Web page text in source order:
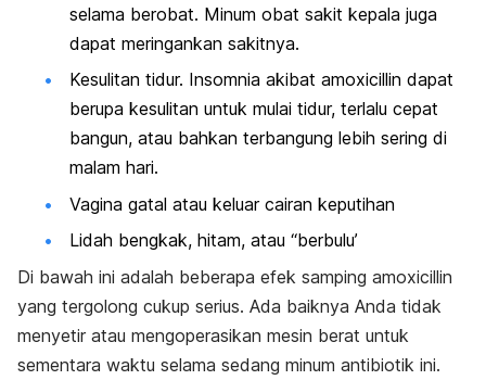
selama berobat. Minum obat sakit kepala juga
dapat meringankan sakitnya.
Kesulitan tidur. Insomnia akibat amoxicillin dapat
berupa kesulitan untuk mulai tidur, terlalu cepat
bangun, atau bahkan terbangung lebih sering di
malam hari.
Vagina gatal atau keluar cairan keputihan
Lidah bengkak, hitam, atau “berbulu’
Di bawah ini adalah beberapa efek samping amoxicillin
yang tergolong cukup serius. Ada baiknya Anda tidak
menyetir atau mengoperasikan mesin berat untuk
sementara waktu selama sedang minum antibiotik ini.